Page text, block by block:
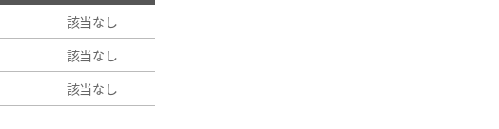
該当なし
該当なし
該当なし